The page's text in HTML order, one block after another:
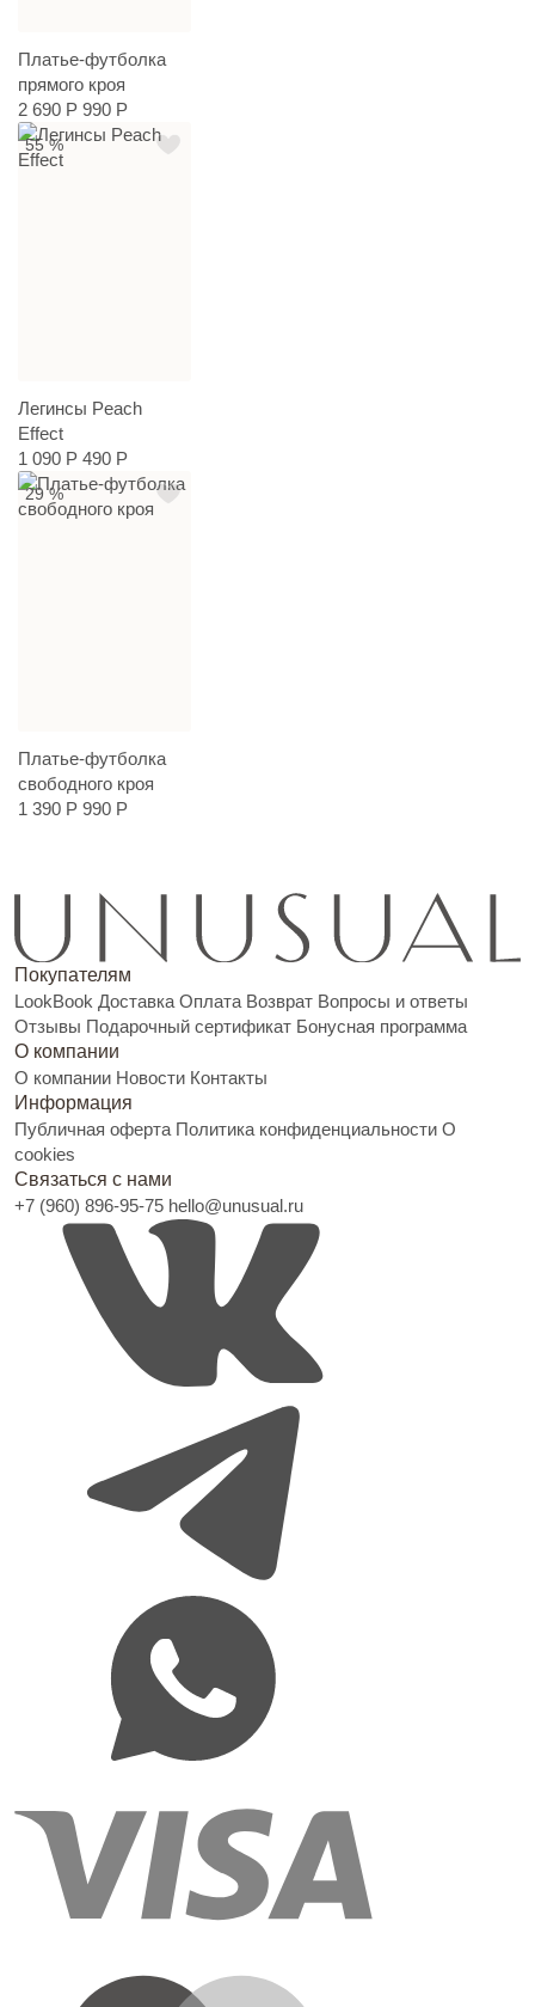
Платье-футболка
прямого кроя
2 690 Р 990 Р
55 %
Легинсы Peach
Effect
1 090 Р 490 Р
29 %
Платье-футболка
свободного кроя
1 390 Р 990 Р
Покупателям
LookBook Доставка Оплата Возврат Вопросы и ответы
Отзывы Подарочный сертификат Бонусная программа
О компании
О компании Новости Контакты
Информация
Публичная оферта Политика конфиденциальности О
cookies
Связаться с нами
+7 (960) 896-95-75 hello@unusual.ru